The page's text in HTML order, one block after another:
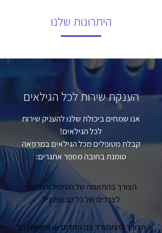
היתרונות שלנו
הענקת שירות לכל הגילאים
אנו שמחים ביכולת שלנו להעניק שירות
לכל הגילאים!
קבלת מטופלים מכל הגילאים במרפאה
טומנת בחובה מספר אתגרים:
הצורך בהתאמה של הטיפול וההסבר
לצרכים של כל קבוצת גיל
הצורך להתמודד עם פחדים או חששות של